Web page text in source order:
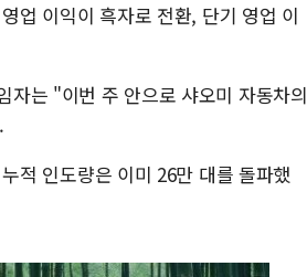
업 이익이 흑자로 전환, 단기 영업 이
자는 "이번 주 안으로 샤오미 자동차의
적 인도량은 이미 26만 대를 돌파했